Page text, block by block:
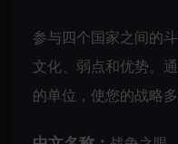
参与四个国家之间的
文化、弱点和优势。
的单位，使您的战略